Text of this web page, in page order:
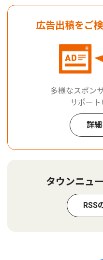
広告出稿をご
多様なスポン
サポート
詳
タウンニュ
RSS